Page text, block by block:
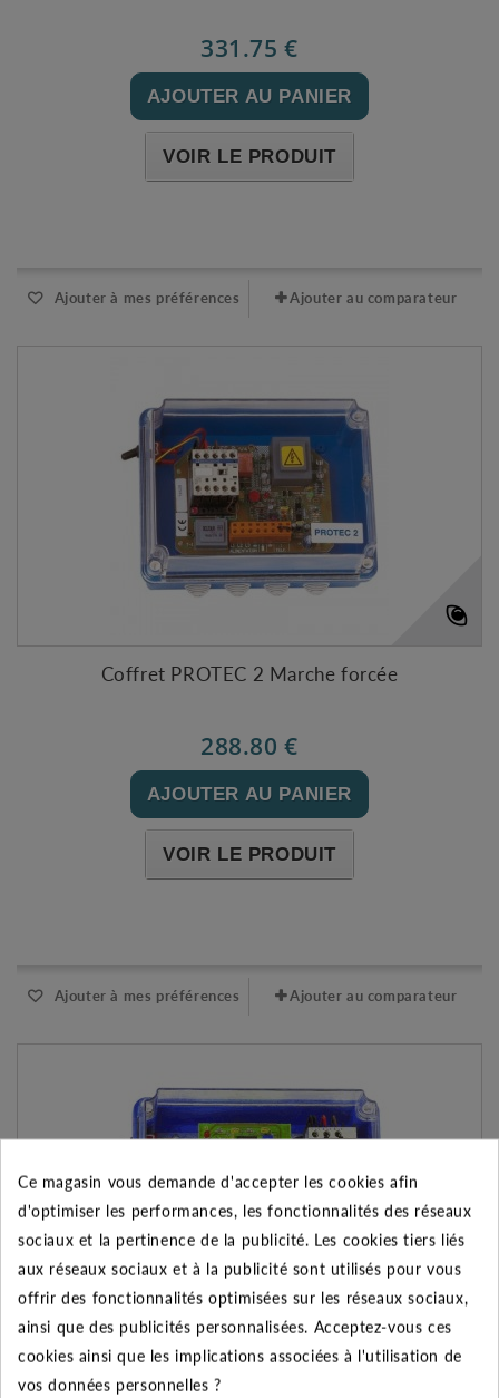
331.75 €
AJOUTER AU PANIER
VOIR LE PRODUIT
Ajouter à mes préférences Ajouter au comparateur
Coffret PROTEC 2 Marche forcée
288.80 €
AJOUTER AU PANIER
VOIR LE PRODUIT
Ajouter à mes préférences Ajouter au comparateur
Coffret DSN 51/12T
Ce magasin vous demande d'accepter les cookies afin
d'optimiser les performances, les fonctionnalités des réseaux
sociaux et la pertinence de la publicité. Les cookies tiers liés
aux réseaux sociaux et à la publicité sont utilisés pour vous
offrir des fonctionnalités optimisées sur les réseaux sociaux,
ainsi que des publicités personnalisées. Acceptez-vous ces
cookies ainsi que les implications associées à l'utilisation de
vos données personnelles ?